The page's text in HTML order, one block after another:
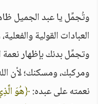
وتُجمِّل يا عبد الجميل
العبادات القولية
وتجمِّل بدنك بإظهار
ومركبك، ومسكنك؛ لأن
نعمته على عبده:﴿هُوَ